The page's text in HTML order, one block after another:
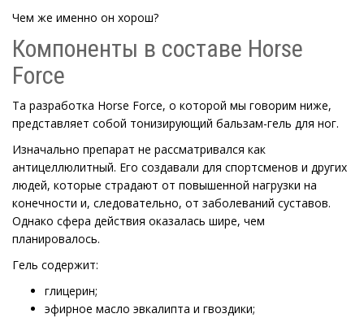
Чем же именно он хорош?
Компоненты в составе Horse
Force
Та разработка Horse Force, о которой мы говорим ниже,
представляет собой тонизирующий бальзам-гель для ног.
Изначально препарат не рассматривался как
антицеллюлитный. Его создавали для спортсменов и других
людей, которые страдают от повышенной нагрузки на
конечности и, следовательно, от заболеваний суставов.
Однако сфера действия оказалась шире, чем
планировалось.
Гель содержит:
глицерин;
эфирное масло эвкалипта и гвоздики;